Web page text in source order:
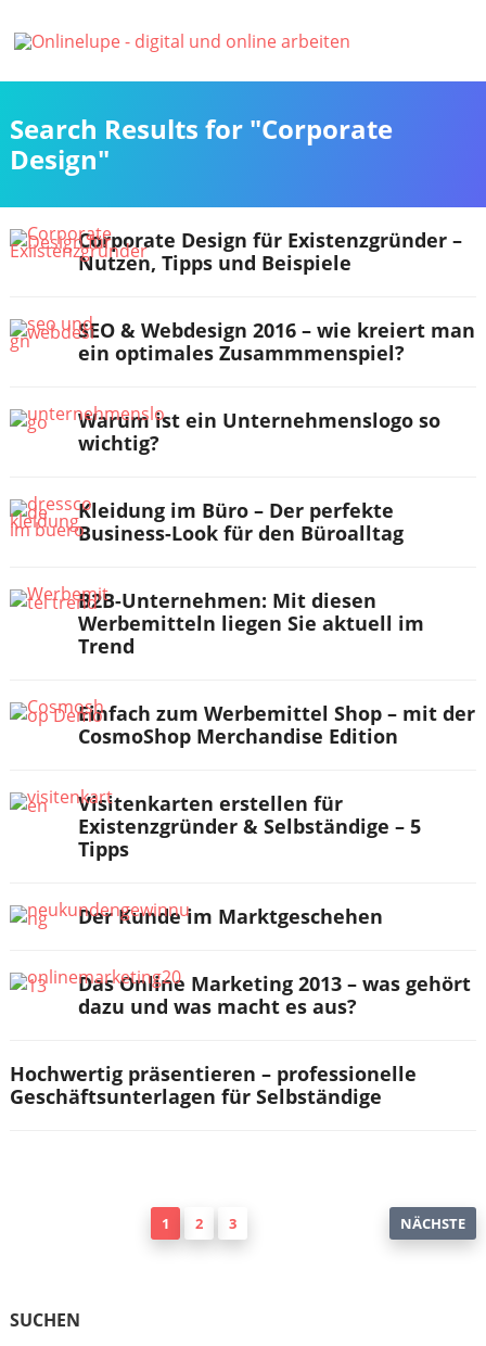
Search Results for "Corporate
Design"
Corporate Design für Existenzgründer –
Nutzen, Tipps und Beispiele
SEO & Webdesign 2016 – wie kreiert man
ein optimales Zusammmenspiel?
Warum ist ein Unternehmenslogo so
wichtig?
Kleidung im Büro – Der perfekte
Business-Look für den Büroalltag
B2B-Unternehmen: Mit diesen
Werbemitteln liegen Sie aktuell im
Trend
Einfach zum Werbemittel Shop – mit der
CosmoShop Merchandise Edition
Visitenkarten erstellen für
Existenzgründer & Selbständige – 5
Tipps
Der Kunde im Marktgeschehen
Das Online Marketing 2013 – was gehört
dazu und was macht es aus?
Hochwertig präsentieren – professionelle
Geschäftsunterlagen für Selbständige
Seitennummerierung
1 2 3 NÄCHSTE
SUCHEN